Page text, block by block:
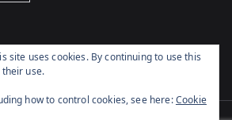
site uses cookies. By continuing to use this
use.
how to control cookies, see here:Cookie